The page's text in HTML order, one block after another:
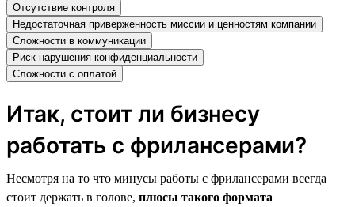
Отсутствие контроля
Недостаточная приверженность миссии и ценностям компании
Сложности в коммуникации
Риск нарушения конфиденциальности
Сложности с оплатой
Итак, стоит ли бизнесу
работать с фрилансерами?
Несмотря на то что минусы работы с фрилансерами всегда
стоит держать в голове, плюсы такого формата